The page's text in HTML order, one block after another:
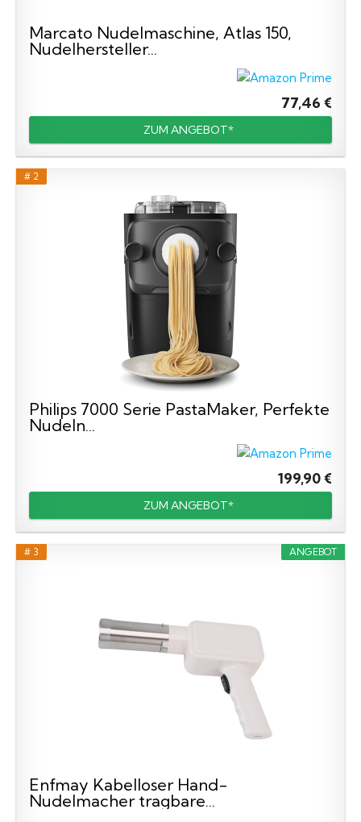
Marcato Nudelmaschine, Atlas 150,
Nudelhersteller...
77,46 €
ZUM ANGEBOT*
# 2
Philips 7000 Serie PastaMaker, Perfekte
Nudeln...
199,90 €
ZUM ANGEBOT*
ANGEBOT
# 3
Enfmay Kabelloser Hand-
Nudelmacher tragbare...